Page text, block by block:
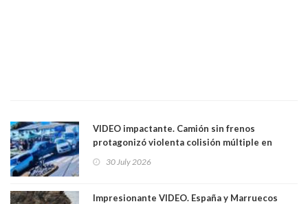
VIDEO impactante. Camión sin frenos
protagonizó violenta colisión múltiple en
30 July 2026
Impresionante VIDEO. España y Marruecos